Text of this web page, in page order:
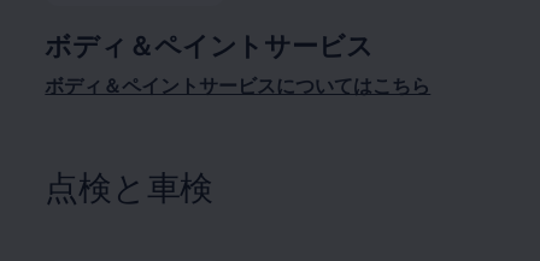
ボディ＆ペイントサービス
ボディ＆ペイントサービスについてはこちら
点検と車検